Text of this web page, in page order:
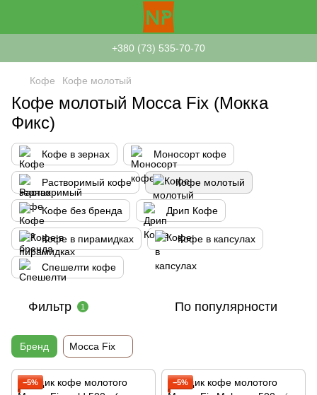
+380 (73) 535-70-70
Кофе Кофе молотый
Кофе молотый Mocca Fix (Мокка
Фикс)
Кофе в зернах Моносорт кофе
Растворимый кофе Кофе молотый
Кофе без бренда Дрип Кофе
Кофе в пирамидках Кофе в капсулах
Спешелти кофе
Фильтр 1 По популярности
Бренд Mocca Fix
−5% −5%